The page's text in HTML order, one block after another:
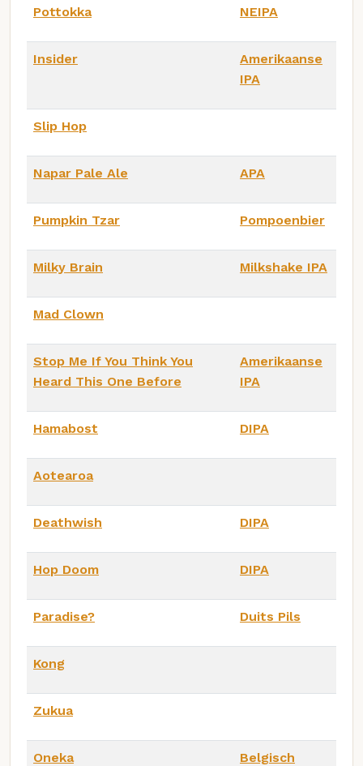
Pottokka NEIPA
Insider
Amerikaanse
IPA
Slip Hop
Napar Pale Ale APA
Pumpkin Tzar Pompoenbier
Milky Brain Milkshake IPA
Mad Clown
Stop Me If You Think You
Heard This One Before
Amerikaanse
IPA
Hamabost DIPA
Aotearoa
Deathwish DIPA
Hop Doom DIPA
Paradise? Duits Pils
Kong
Zukua
Oneka
Belgisch